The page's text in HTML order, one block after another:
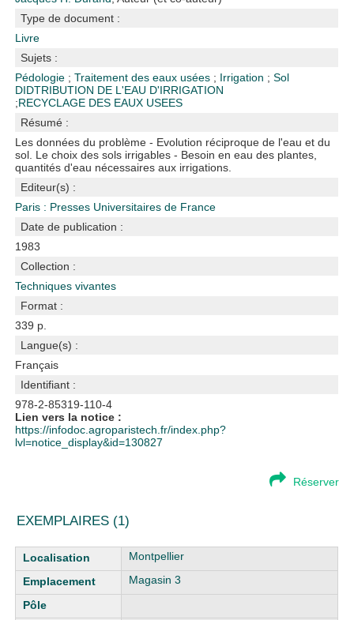
Type de document :
Livre
Sujets :
Pédologie ;Traitement des eaux usées ; Irrigation ;Sol
DIDTRIBUTION DE L'EAU D'IRRIGATION
;RECYCLAGE DES EAUX USEES
Résumé :
Les données du problème - Evolution réciproque de l'eau et du
sol. Le choix des sols irrigables - Besoin en eau des plantes,
quantités d'eau nécessaires aux irrigations.
Editeur(s) :
Paris : Presses Universitaires de France
Date de publication :
1983
Collection :
Techniques vivantes
Format :
339 p.
Langue(s) :
Français
Identifiant :
978-2-85319-110-4
Lien vers la notice :
https://infodoc.agroparistech.fr/index.php?
lvl=notice_display&id=130827
Réserver
EXEMPLAIRES (1)
Liste des exemplaires
Montpellier
Magasin 3